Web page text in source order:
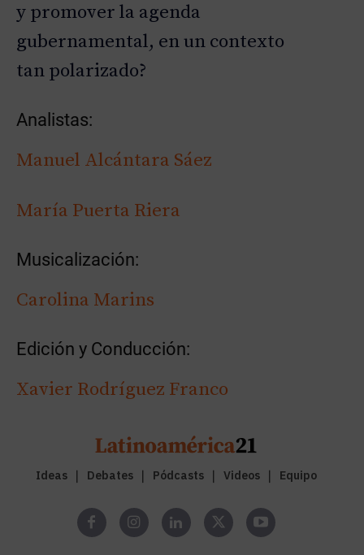
y promover la agenda
gubernamental, en un contexto
tan polarizado?
Analistas:
Manuel Alcántara Sáez
María Puerta Riera
Musicalización:
Carolina Marins
Edición y Conducción:
Xavier Rodríguez Franco
Ideas Debates Pódcasts Videos Equipo